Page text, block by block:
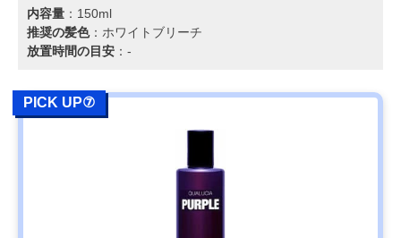
内容量 ：150ml
推奨の髪色：ホワイトブリーチ
放置時間の目安 ：-
PICK UP⑦